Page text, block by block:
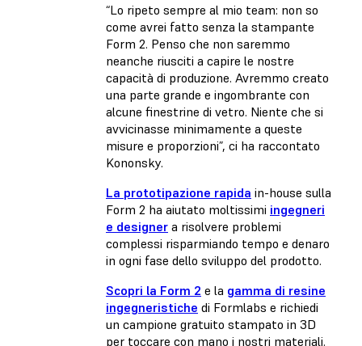
“Lo ripeto sempre al mio team: non so
come avrei fatto senza la stampante
Form 2. Penso che non saremmo
neanche riusciti a capire le nostre
capacità di produzione. Avremmo creato
una parte grande e ingombrante con
alcune finestrine di vetro. Niente che si
avvicinasse minimamente a queste
misure e proporzioni”, ci ha raccontato
Kononsky.
La prototipazione rapida in-house sulla
Form 2 ha aiutato moltissimi ingegneri
e designer a risolvere problemi
complessi risparmiando tempo e denaro
in ogni fase dello sviluppo del prodotto.
Scopri la Form 2 e la gamma di resine
ingegneristiche di Formlabs e richiedi
un campione gratuito stampato in 3D
per toccare con mano i nostri materiali.